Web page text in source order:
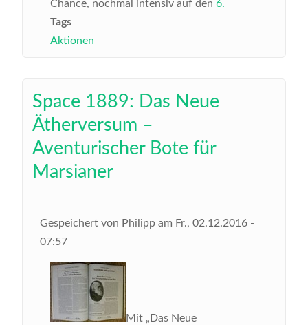
Chance, nochmal intensiv auf den 6.
Tags
Aktionen
Space 1889: Das Neue
Ätherversum –
Aventurischer Bote für
Marsianer
Gespeichert von Philipp am Fr., 02.12.2016 -
07:57
Mit „Das Neue